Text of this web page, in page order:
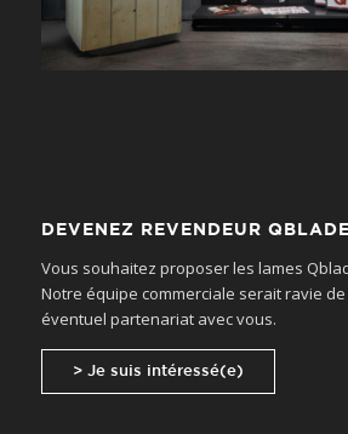
DEVENEZ REVENDEUR
Vous souhaitez proposer les lames
Notre équipe commerciale serait ravie de
éventuel partenariat avec vous.
> Je suis intéressé(e)